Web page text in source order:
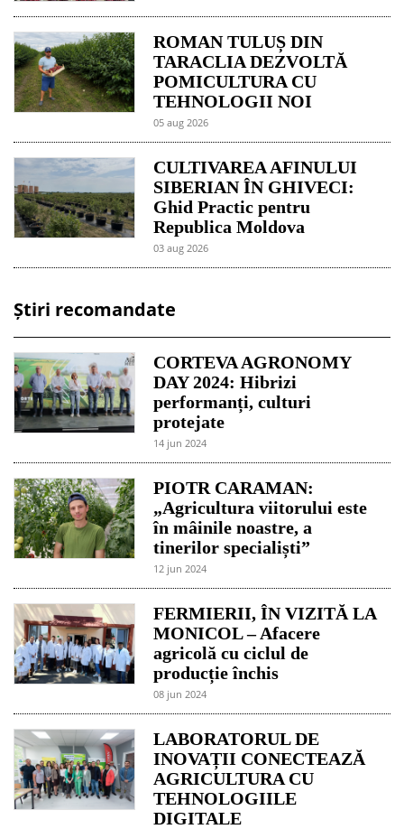
ROMAN TULUȘ DIN
TARACLIA DEZVOLTĂ
POMICULTURA CU
TEHNOLOGII NOI
05 aug 2026
CULTIVAREA AFINULUI
SIBERIAN ÎN GHIVECI:
Ghid Practic pentru
Republica Moldova
03 aug 2026
Știri recomandate
CORTEVA AGRONOMY
DAY 2024: Hibrizi
performanți, culturi
protejate
14 jun 2024
PIOTR CARAMAN:
„Agricultura viitorului este
în mâinile noastre, a
tinerilor specialiști”
12 jun 2024
FERMIERII, ÎN VIZITĂ LA
MONICOL – Afacere
agricolă cu ciclul de
producție închis
08 jun 2024
LABORATORUL DE
INOVAȚII CONECTEAZĂ
AGRICULTURA CU
TEHNOLOGIILE
DIGITALE